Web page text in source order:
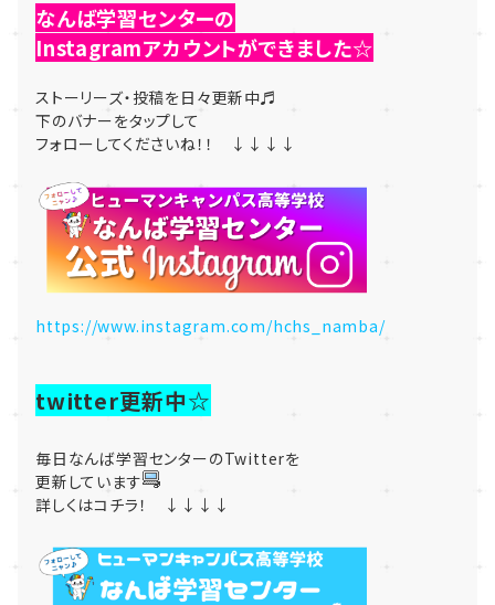
なんば学習センターの
Instagramアカウントができました☆
ストーリーズ・投稿を日々更新中♬
下のバナーをタップして
フォローしてくださいね！！ ↓↓↓↓
https://www.instagram.com/hchs_namba/
twitter更新中☆
毎日なんば学習センターのTwitterを
更新しています
詳しくはコチラ！ ↓↓↓↓